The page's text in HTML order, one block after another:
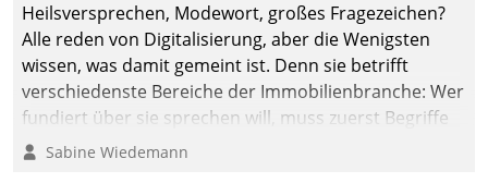
Heilsversprechen, Modewort, großes Fragezeichen?
Alle reden von Digitalisierung, aber die Wenigsten
wissen, was damit gemeint ist. Denn sie betrifft
verschiedenste Bereiche der Immobilienbranche: Wer
fundiert über sie sprechen will, muss zuerst Begriffe
klären. Ein Aspekt ist die betriebliche Optimierung:
Sabine Wiedemann